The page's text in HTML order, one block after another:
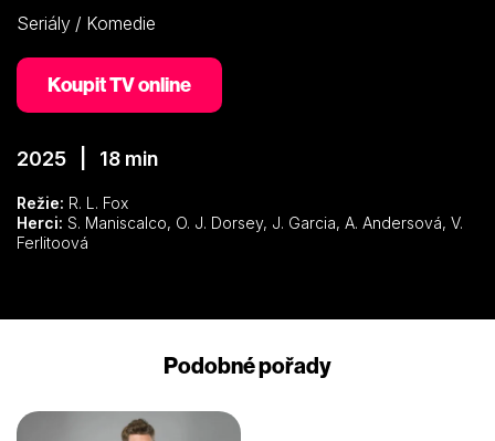
Seriály / Komedie
Koupit TV online
2025 | 18 min
Režie: R. L. Fox
Herci:
Ferlitoová
Podobné pořady